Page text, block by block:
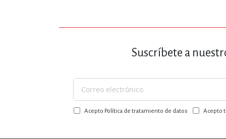
Suscríbete a
Suscríbase
a
nuestroAcepto Política de tratamiento de datos Acepto